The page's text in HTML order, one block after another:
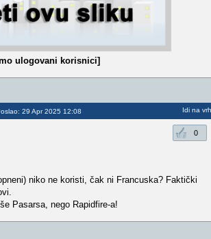
ulogovani korisnici]
29 Apr 2025 12:08 Idi na vrh
0
niko ne koristi, čak ni Francuska? Faktički
Pasarsa, nego Rapidfire-a!